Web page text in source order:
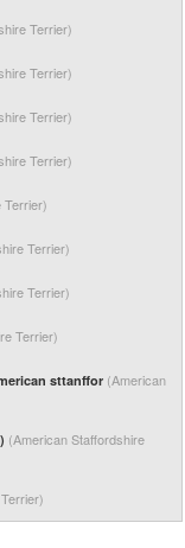
Terrier)
Terrier)
Terrier)
Terrier)
Terrier)
Terrier)
Terrier)
Terrier)
sttanffor (American
(American Staffordshire